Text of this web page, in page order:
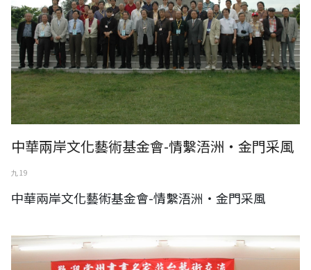
中華兩岸文化藝術基金會-情繫浯洲‧金門采風
九 19
中華兩岸文化藝術基金會-情繫浯洲‧金門采風
中華兩岸文化藝術基金會-常州書畫名家蒞台藝術交流